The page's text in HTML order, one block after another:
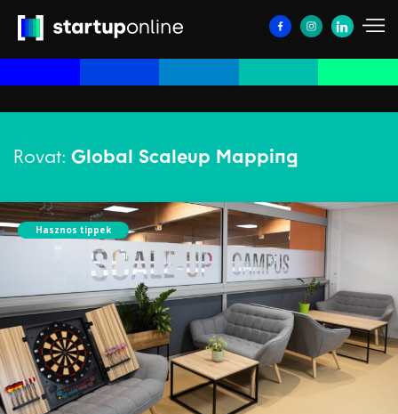
Rovat: Global Scaleup Mapping
Hasznos tippek